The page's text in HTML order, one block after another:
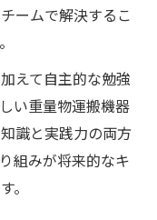
ームで解決するこ
えて自主的な勉強
い重量物運搬機器
識と実践力の両方
組みが将来的なキ
。